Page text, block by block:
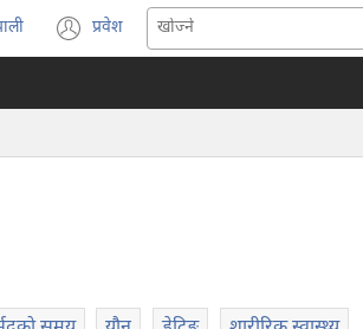
प्रवेश
अर्को
नयाँ
खुल्नेछ)